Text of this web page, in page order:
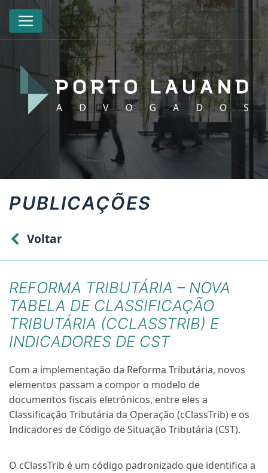
PUBLICAÇÕES
Voltar
REFORMA TRIBUTÁRIA – NOVA
TABELA DE CLASSIFICAÇÃO
TRIBUTÁRIA (CCLASSTRIB) E
INDICADORES DE CST
Com a implementação da Reforma Tributária, novos
elementos passam a compor o modelo de
documentos fiscais eletrônicos, entre eles a
Classificação Tributária da Operação (cClassTrib) e os
Indicadores de Código de Situação Tributária (CST).
O cClassTrib é um código padronizado que identifica a